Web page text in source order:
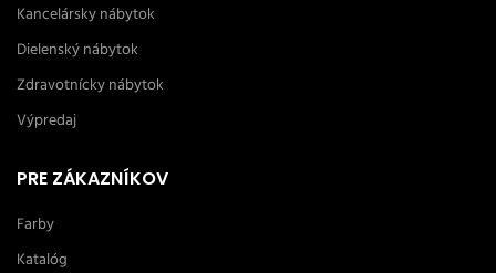
Kancelársky nábytok
Dielenský nábytok
Zdravotnícky nábytok
Výpredaj
PRE ZÁKAZNÍKOV
Farby
Katalóg